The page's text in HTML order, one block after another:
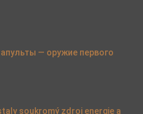
— оружие первого
soukromý zdroj energie a